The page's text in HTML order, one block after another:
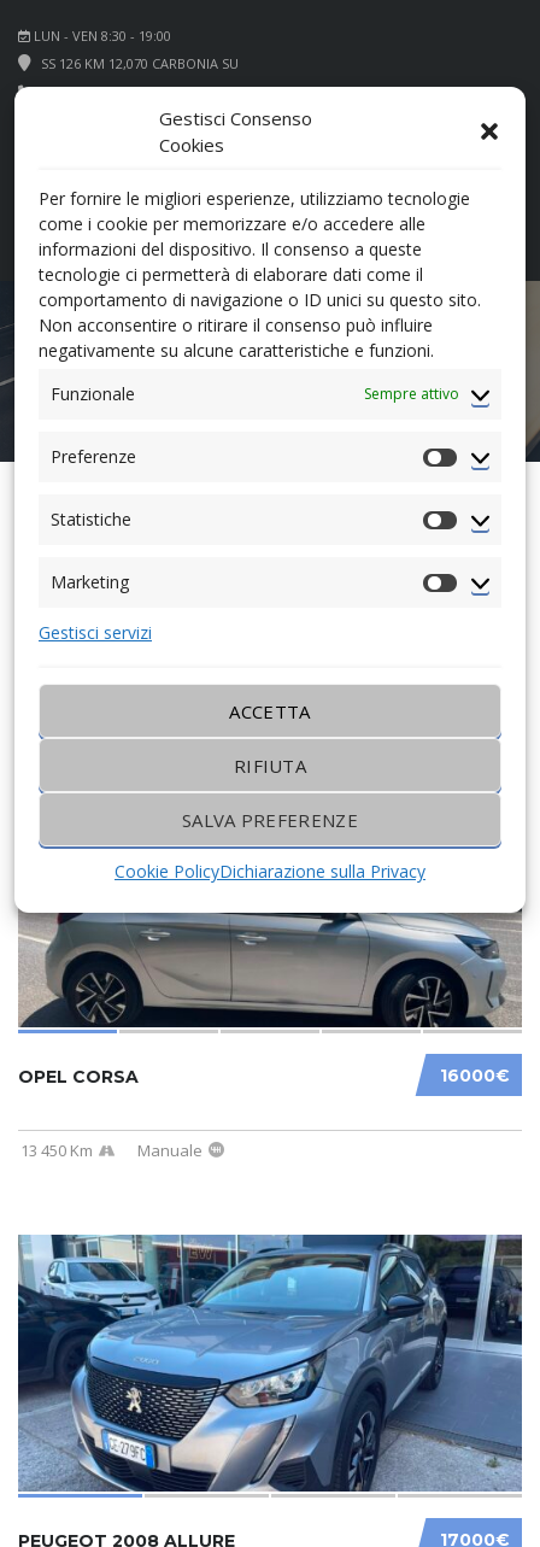
Gestisci Consenso
Cookies
Per fornire le migliori esperienze, utilizziamo tecnologie
come i cookie per memorizzare e/o accedere alle
informazioni del dispositivo. Il consenso a queste
tecnologie ci permetterà di elaborare dati come il
comportamento di navigazione o ID unici su questo sito.
Non acconsentire o ritirare il consenso può influire
negativamente su alcune caratteristiche e funzioni.
Funzionale
Sempre attivo
Preferenze
Statistiche
Statistiche
Marketing
Marketing
Gestisci servizi
ACCETTA
RIFIUTA
SALVA PREFERENZE
Cookie PolicyDichiarazione sulla Privacy
LUN - VEN 8:30 - 19:00
SS 126 KM 12,070 CARBONIA SU
+39 0781 660066
1.2 PURETECH 130 CV
16000€
OPEL CORSA
13 450 Km Manuale
17000€
PEUGEOT 2008 ALLURE